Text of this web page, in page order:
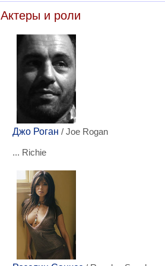
Актеры и роли
Джо Роган / Joe Rogan
... Richie